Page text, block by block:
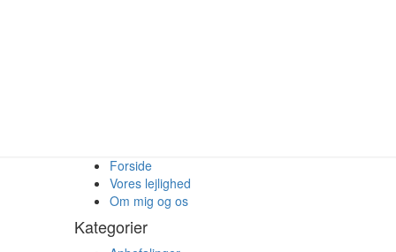
Forside
Vores lejlighed
Om mig og os
Kategorier